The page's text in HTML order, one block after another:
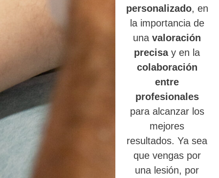
personalizado, en
la importancia de
unavaloración
precisay en la
colaboración
entre
profesionales
para alcanzar los
mejores
resultados. Ya sea
que vengas por
una lesión, por